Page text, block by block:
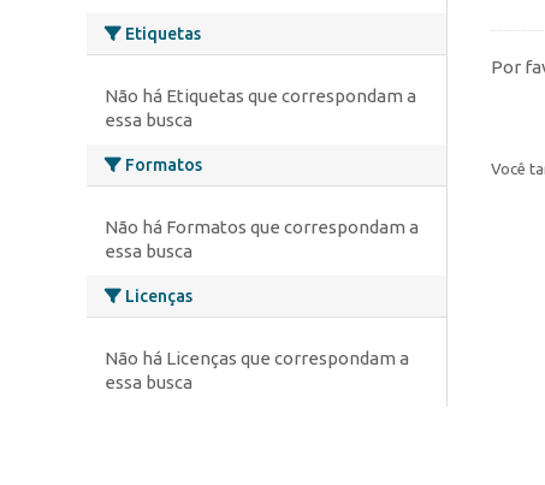
Etiquetas
Não há Etiquetas que correspondam a
essa busca
Formatos
Não há Formatos que correspondam a
essa busca
Licenças
Não há Licenças que correspondam a
essa busca
Por
Você